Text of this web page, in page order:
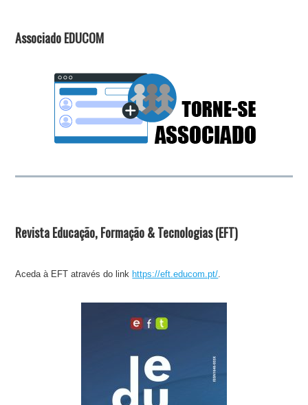
Associado EDUCOM
Revista Educação, Formação & Tecnologias (EFT)
Aceda à EFT através do link https://eft.educom.pt/.